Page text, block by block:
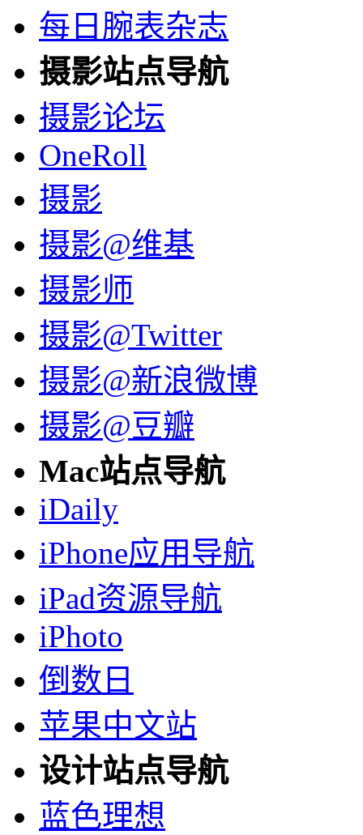
每日腕表杂志
摄影站点导航
摄影论坛
OneRoll
摄影
摄影@维基
摄影师
摄影@Twitter
摄影@新浪微博
摄影@豆瓣
Mac站点导航
iDaily
iPhone应用导航
iPad资源导航
iPhoto
倒数日
苹果中文站
设计站点导航
蓝色理想